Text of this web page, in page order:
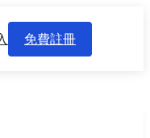
免費註冊